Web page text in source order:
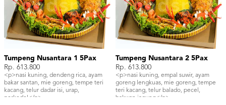
Tumpeng Nusantara 1 5Pax
Rp. 613.800
<p>nasi kuning, dendeng rica, ayam
bakar santan, mie goreng, tempe teri
kacang, telur dadar isi, urap,
perkedel</p>
Tumpeng Nusantara 2 5Pax
Rp. 613.800
<p>nasi kuning, empal suwir, ayam
goreng lengkuas, mie goreng, tempe
teri kacang, telur balado, pecel,
bakwan jagung</p>